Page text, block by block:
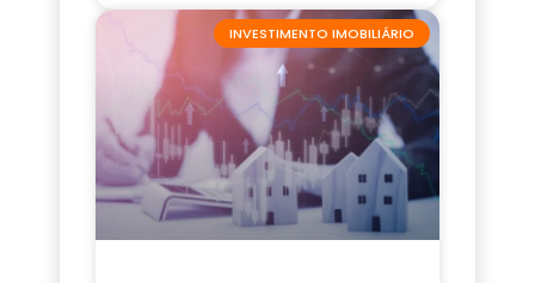
INVESTIMENTO IMOBILIÁRIO